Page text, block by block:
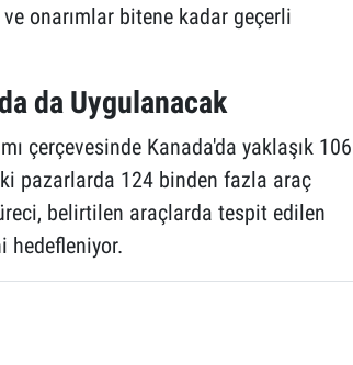
onarımlar bitene kadar geçerli
da Uygulanacak
çerçevesinde Kanada'da yaklaşık 106
pazarlarda 124 binden fazla araç
belirtilen araçlarda tespit edilen
hedefleniyor.